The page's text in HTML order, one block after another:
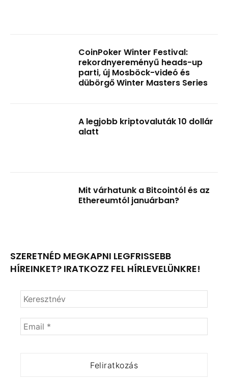
CoinPoker Winter Festival:
rekordnyereményű heads-up
parti, új Mosböck-videó és
dübörgő Winter Masters Series
A legjobb kriptovaluták 10 dollár
alatt
Mit várhatunk a Bitcointól és az
Ethereumtól januárban?
SZERETNÉD MEGKAPNI LEGFRISSEBB
HÍREINKET? IRATKOZZ FEL HÍRLEVELÜNKRE!